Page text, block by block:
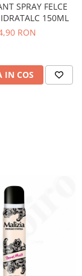
SPRAY FELCE
150ML
RON
IN COS